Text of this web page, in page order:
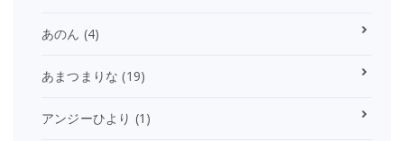
あのん (4)
あまつまりな (19)
アンジーひより (1)